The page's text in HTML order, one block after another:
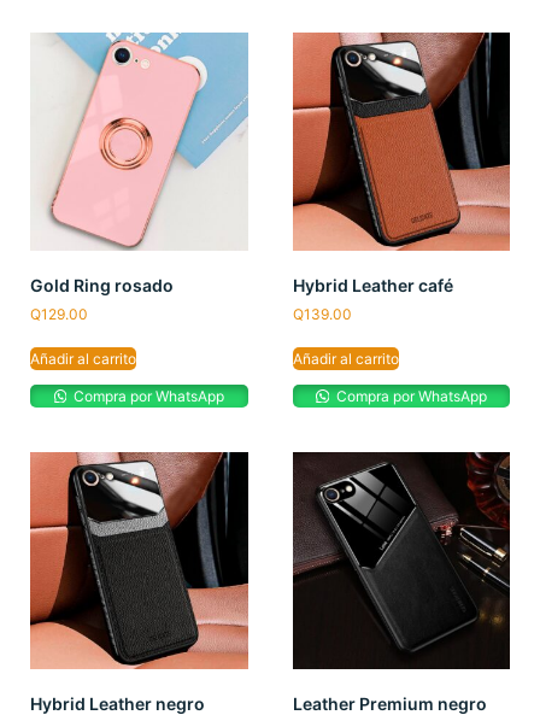
Gold Ring rosado
Q129.00
Añadir al carrito
Compra por WhatsApp
Hybrid Leather café
Q139.00
Añadir al carrito
Compra por WhatsApp
Hybrid Leather negro Leather Premium negro